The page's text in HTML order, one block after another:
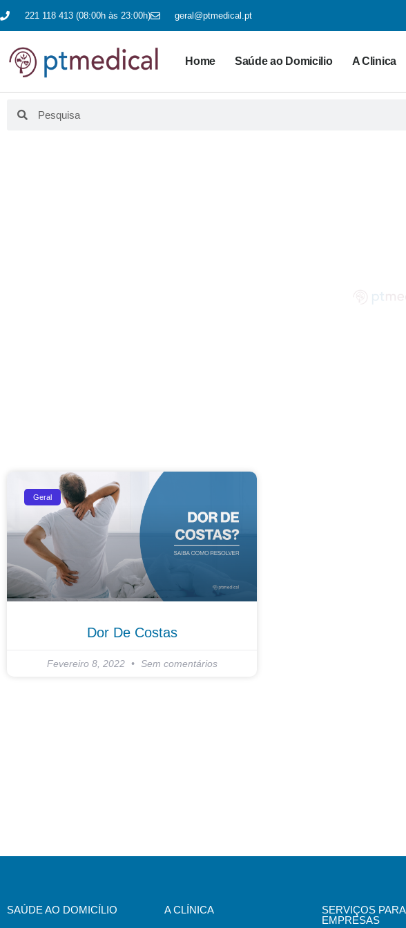
221 118 413 (08:00h às 23:00h) geral@ptmedical.pt
Home Saúde ao Domicilio A Clinica
Geral
Dor De Costas
Fevereiro 8, 2022 Sem comentários
SAÚDE AO DOMICÍLIO A CLÍNICA
SERVIÇOS PARA
EMPRESAS